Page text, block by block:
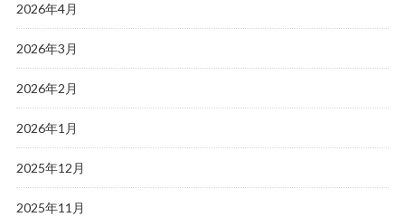
2026年4月
2026年3月
2026年2月
2026年1月
2025年12月
2025年11月